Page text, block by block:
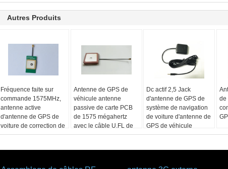
Autres Produits
Fréquence faite sur
commande 1575MHz,
antenne active
d'antenne de GPS de
voiture de correction de
GPS
Antenne de GPS de
véhicule antenne
passive de carte PCB
de 1575 mégahertz
avec le câble U.FL de
tresse
Dc actif 2,5 Jack
d'antenne de GPS de
système de navigation
de voiture d'antenne de
GPS de véhicule
de